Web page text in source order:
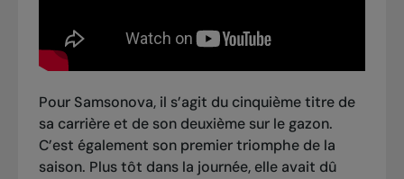
Pour Samsonova, il s’agit du cinquième titre de
sa carrière et de son deuxième sur le gazon.
C’est également son premier triomphe de la
saison. Plus tôt dans la journée, elle avait dû